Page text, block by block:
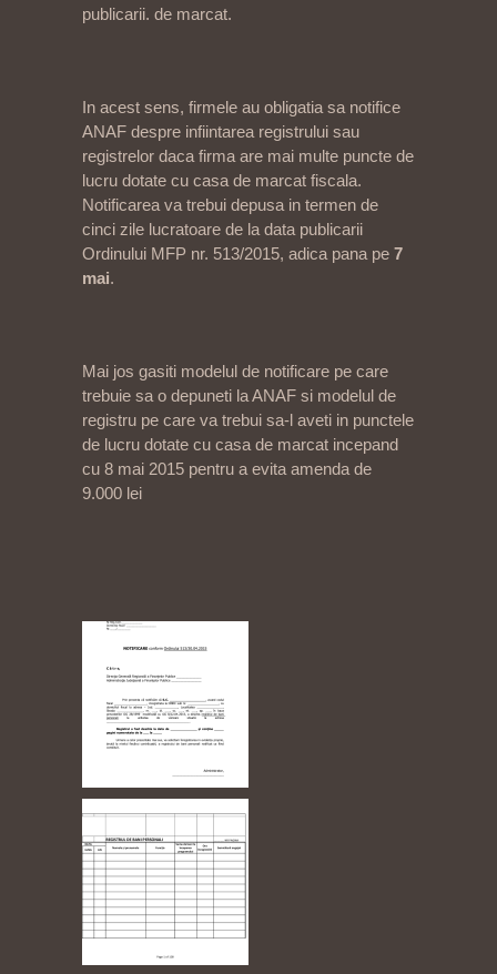
publicarii. de marcat.
In acest sens, firmele au obligatia sa notifice
ANAF despre infiintarea registrului sau
registrelor daca firma are mai multe puncte de
lucru dotate cu casa de marcat fiscala.
Notificarea va trebui depusa in termen de
cinci zile lucratoare de la data publicarii
Ordinului MFP nr. 513/2015, adica pana pe 7
mai.
Mai jos gasiti modelul de notificare pe care
trebuie sa o depuneti la ANAF si modelul de
registru pe care va trebui sa-l aveti in punctele
de lucru dotate cu casa de marcat incepand
cu 8 mai 2015 pentru a evita amenda de
9.000 lei